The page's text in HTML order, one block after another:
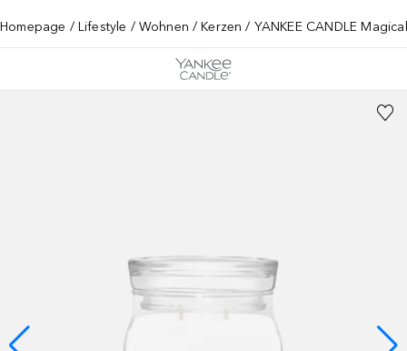
Homepage Lifestyle Wohnen Kerzen YANKEE CANDLE